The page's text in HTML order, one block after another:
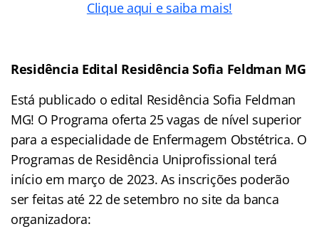
Clique aqui e saiba mais!
Residência Edital Residência Sofia Feldman MG
Está publicado o edital Residência Sofia Feldman
MG! O Programa oferta 25 vagas de nível superior
para a especialidade de Enfermagem Obstétrica. O
Programas de Residência Uniprofissional terá
início em março de 2023. As inscrições poderão
ser feitas até 22 de setembro no site da banca
organizadora: